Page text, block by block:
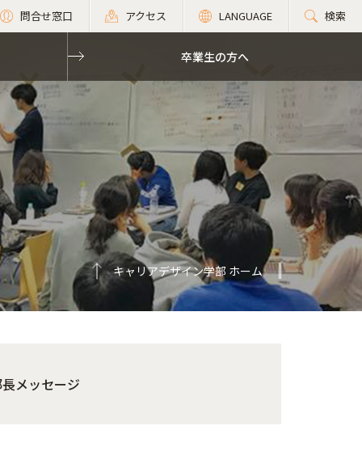
問合せ窓口 アクセス LANGUAGE 検索
卒業生の方へ
キャリアデザイン学部 ホーム
メッセージ